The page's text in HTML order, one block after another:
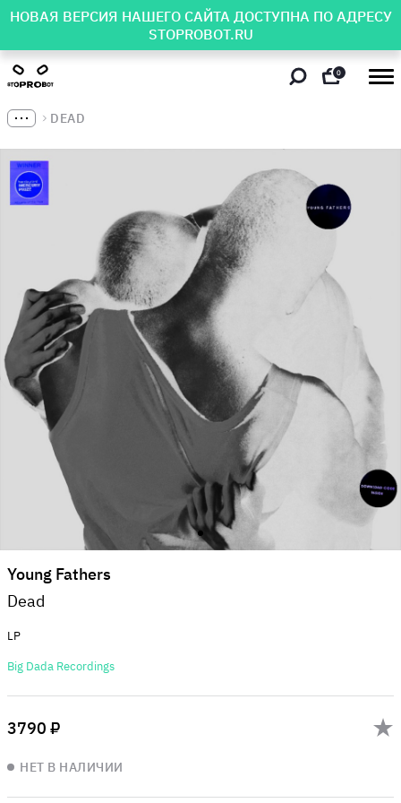
НОВАЯ ВЕРСИЯ НАШЕГО САЙТА ДОСТУПНА ПО АДРЕСУ
STOPROBOT.RU
0
DEAD
Young Fathers
Dead
LP
Big Dada Recordings
3790 ₽
НЕТ В НАЛИЧИИ